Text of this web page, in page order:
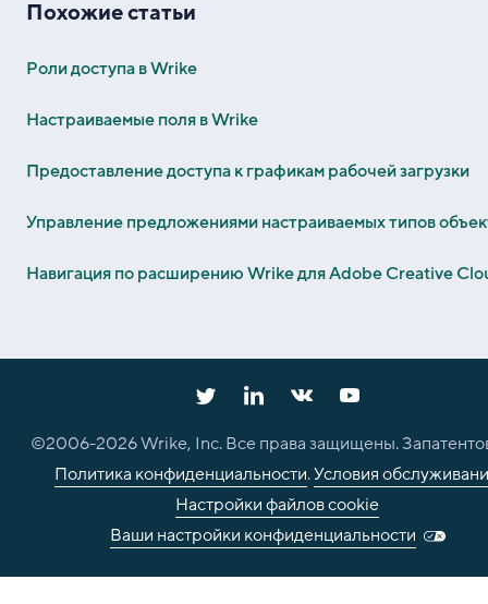
Похожие статьи
Роли доступа в Wrike
Настраиваемые поля в Wrike
Предоставление доступа к графикам рабочей загрузки
Управление предложениями настраиваемых типов
Навигация по расширению Wrike для Adobe Creative
©2006-2026Wrike, Inc. Все права защищены.
Политика конфиденциальности.Условия
Настройки файлов cookie
Ваши настройки конфиденциальности